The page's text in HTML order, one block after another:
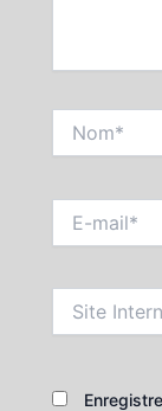
mail*
Internet